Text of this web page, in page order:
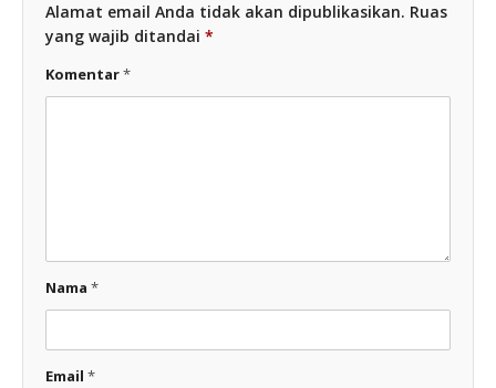
Alamat email Anda tidak akan dipublikasikan. Ruas
yang wajib ditandai *
Komentar*
Nama *
Email *